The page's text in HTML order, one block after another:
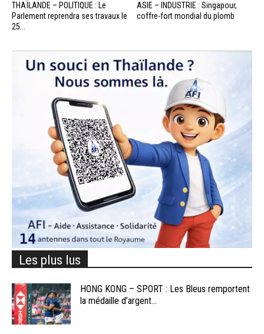
THAÏLANDE – POLITIQUE : Le
Parlement reprendra ses travaux le
25...
ASIE – INDUSTRIE : Singapour,
coffre-fort mondial du plomb
Les plus lus
HONG KONG – SPORT : Les Bleus remportent
la médaille d’argent...